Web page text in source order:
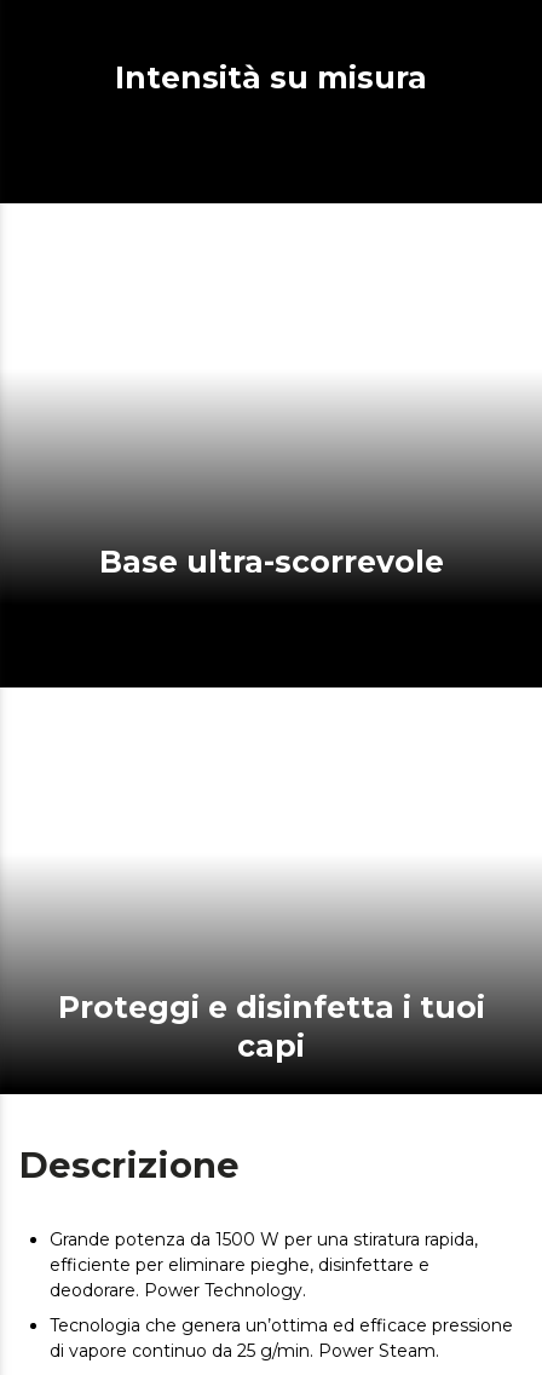
Intensità su misura
Base ultra-scorrevole
Proteggi e disinfetta i tuoi
capi
Descrizione
Grande potenza da 1500 W per una stiratura rapida,
efficiente per eliminare pieghe, disinfettare e
deodorare. Power Technology.
Tecnologia che genera un’ottima ed efficace pressione
di vapore continuo da 25 g/min. Power Steam.